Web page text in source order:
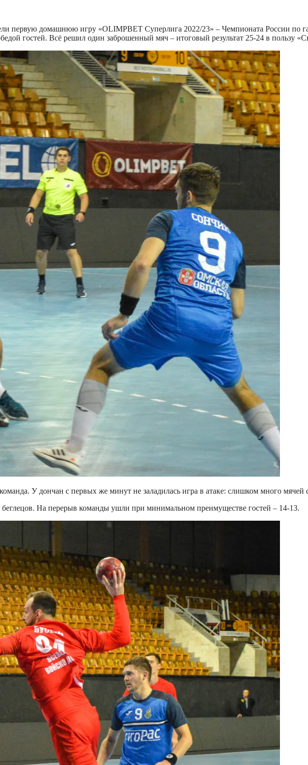
первую домашнюю игру «OLIMPBET Суперлига 2022/23» – Чемпионата России по
гостей. Всё решил один заброшенный мяч – итоговый результат 25-24 в пользу
У дончан с первых же минут не заладилась игра в атаке: слишком много
беглецов. На перерыв команды ушли при минимальном преимуществе гостей – 14-13.